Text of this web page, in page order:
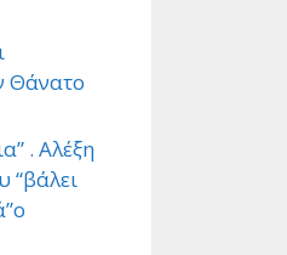
Θάνατο
. Αλέξη
“βάλει